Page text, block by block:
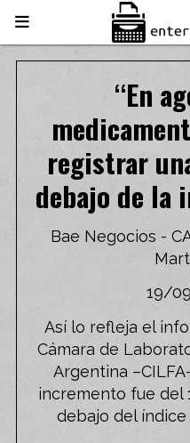
“En
registrar
debajo de la
Así lo refleja el
Cámara de
Argentina
incremento fue del
debajo del
19/
Bae Negocios -